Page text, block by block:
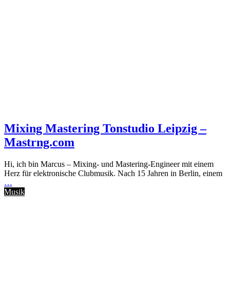
Mixing Mastering Tonstudio Leipzig –
Mastrng.com
Hi, ich bin Marcus – Mixing- und Mastering-Engineer mit einem
Herz für elektronische Clubmusik. Nach 15 Jahren in Berlin, einem
…
Musik